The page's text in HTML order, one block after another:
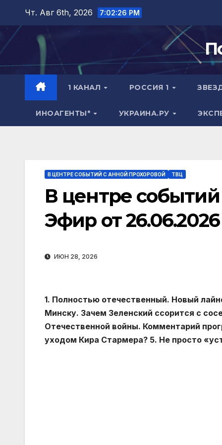
Перейти
содержимому
Чт. Авг 6th, 2026 7:02:27 PM
1 КАНАЛ РОССИЯ 1
ИНОАГЕНТЫ* УКРАИНА.РУ
В ЦЕНТРЕ СОБЫТИЙ С АННОЙ ПРОХОРОВОЙ ТВЦ
В центре
Эфир от 26.06.2026
ИЮН 28, 2026
1. Полностью отечественный. Новый
Минску. Зачем Зеленский ссорится с
Отечественной войны. Комментарий
уходом Кира Стармера? 5. Не просто